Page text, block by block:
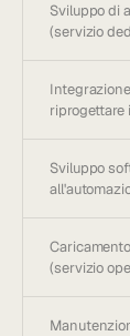
Sviluppo di
(servizio
riprogettare
Sviluppo
(servizio